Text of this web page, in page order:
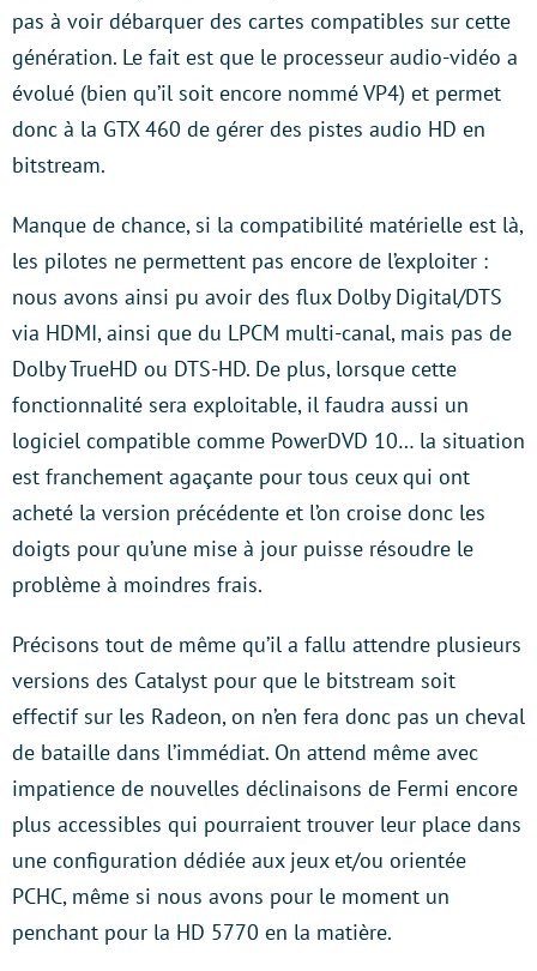
pas à voir débarquer des cartes compatibles sur cette
génération. Le fait est que le processeur audio-vidéo a
évolué (bien qu’il soit encore nommé VP4) et permet
donc à la GTX 460 de gérer des pistes audio HD en
bitstream.
Manque de chance, si la compatibilité matérielle est là,
les pilotes ne permettent pas encore de l’exploiter :
nous avons ainsi pu avoir des flux Dolby Digital/DTS
via HDMI, ainsi que du LPCM multi-canal, mais pas de
Dolby TrueHD ou DTS-HD. De plus, lorsque cette
fonctionnalité sera exploitable, il faudra aussi un
logiciel compatible comme PowerDVD 10… la situation
est franchement agaçante pour tous ceux qui ont
acheté la version précédente et l’on croise donc les
doigts pour qu’une mise à jour puisse résoudre le
problème à moindres frais.
Précisons tout de même qu’il a fallu attendre plusieurs
versions des Catalyst pour que le bitstream soit
effectif sur les Radeon, on n’en fera donc pas un cheval
de bataille dans l’immédiat. On attend même avec
impatience de nouvelles déclinaisons de Fermi encore
plus accessibles qui pourraient trouver leur place dans
une configuration dédiée aux jeux et/ou orientée
PCHC, même si nous avons pour le moment un
penchant pour la HD 5770 en la matière.